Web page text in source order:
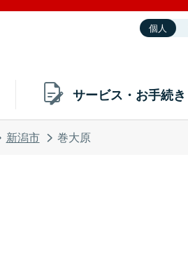
個人
サービス・お手続き
新潟市 巻大原